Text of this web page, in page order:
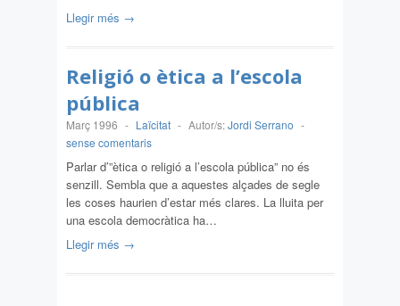
Llegir més →
Religió o ètica a l’escola
pública
Març 1996 - Laïcitat - Autor/s:Jordi Serrano -
sense comentaris
Parlar d’”ètica o religió a l’escola pública” no és
senzill. Sembla que a aquestes alçades de segle
les coses haurien d’estar més clares. La lluita per
una escola democràtica ha…
Llegir més →